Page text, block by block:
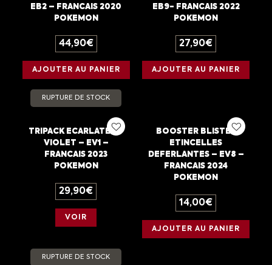
EB2 – FRANCAIS 2020
POKEMON
44,90€
AJOUTER AU PANIER
EB9- FRANCAIS 2022
POKEMON
27,90€
AJOUTER AU PANIER
RUPTURE DE STOCK
TRIPACK ECARLATE ET
VIOLET – EV1 –
FRANCAIS 2023
POKEMON
29,90€
VOIR
BOOSTER BLISTER
ETINCELLES
DEFERLANTES – EV8 –
FRANCAIS 2024
POKEMON
14,00€
AJOUTER AU PANIER
RUPTURE DE STOCK